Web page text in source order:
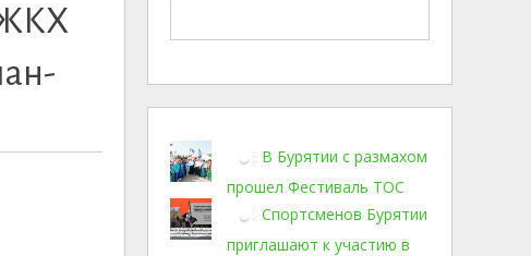
ЖКХ
В Бурятии с размахом
прошел Фестиваль ТОС
Спортсменов Бурятии
приглашают к участию в